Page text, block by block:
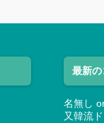
最新の
名無し
又韓流